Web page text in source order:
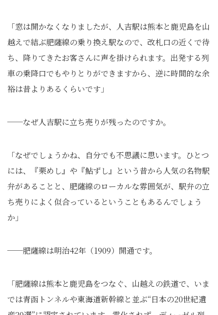
「窓は開かなくなりましたが、人吉駅は熊本と鹿児島を山
越えで結ぶ肥薩線の乗り換え駅なので、改札口の近くで待
ち、降りてきたお客さんに声を掛けられます。出発する列
車の乗降口でもやりとりができますから、逆に時間的な余
裕は昔よりあるくらいです」
──なぜ人吉駅に立ち売りが残ったのですか。
「なぜでしょうかね、自分でも不思議に思います。ひとつ
には、『栗めし』や『鮎ずし』という昔から人気の名物駅
弁があることと、肥薩線のローカルな雰囲気が、駅弁の立
ち売りによく似合っているということもあるんでしょう
か」
──肥薩線は明治42年（1909）開通です。
「肥薩線は熊本と鹿児島をつなぐ、山越えの鉄道で、いま
では青函トンネルや東海道新幹線と並ぶ“日本の20世紀遺